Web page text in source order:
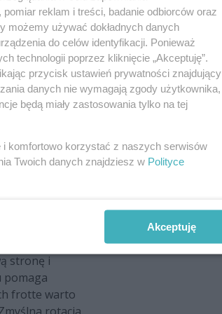
kolory lub
barwionej
podrażniać
tracić
na
stronę i
pomaga
frotte warto
reklam i treści, badanie odbiorców oraz
możemy używać dokładnych danych
do celów identyfikacji. Ponieważ
technologii poprzez kliknięcie „Akceptuję”.
przycisk ustawień prywatności znajdujący
danych nie wymagają zgody użytkownika,
będą miały zastosowania tylko na tej
i komfortowo korzystać z naszych serwisów
Twoich danych znajdziesz w Polityce
Akceptuję